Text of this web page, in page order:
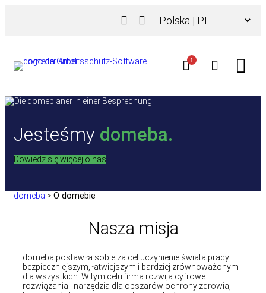
język
1
Jesteśmy domeba.
Dowiedz się więcej o nas
domeba > O domebie
Nasza misja
domeba postawiła sobie za cel uczynienie świata pracy
bezpieczniejszym, łatwiejszym i bardziej zrównoważonym
dla wszystkich. W tym celu firma rozwija cyfrowe
rozwiązania i narzędzia dla obszarów ochrony zdrowia,